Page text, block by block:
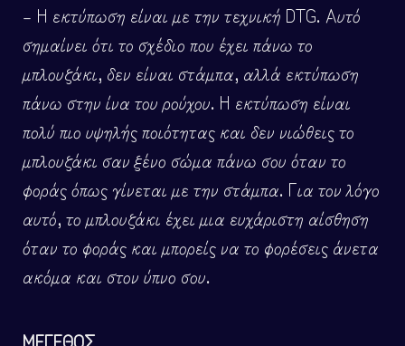
– Η εκτύπωση είναι με την τεχνική DTG. Αυτό
σημαίνει ότι το σχέδιο που έχει πάνω το
μπλουζάκι, δεν είναι στάμπα, αλλά εκτύπωση
πάνω στην ίνα του ρούχου. Η εκτύπωση είναι
πολύ πιο υψηλής ποιότητας και δεν νιώθεις το
μπλουζάκι σαν ξένο σώμα πάνω σου όταν το
φοράς όπως γίνεται με την στάμπα. Για τον λόγο
αυτό, το μπλουζάκι έχει μια ευχάριστη αίσθηση
όταν το φοράς και μπορείς να το φορέσεις άνετα
ακόμα και στον ύπνο σου.